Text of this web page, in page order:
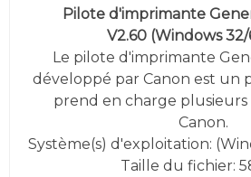
Pilote d'imprimante
V2.60 (Windows 32/
Le pilote d'imprimante
développé par Canon est un
prend en charge
Canon.
Système(s) d'exploitation: (
Taille du fichier: